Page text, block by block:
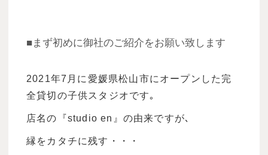
■まず初めに御社のご紹介をお願い致します
2021年7月に愛媛県松山市にオープンした完
全貸切の子供スタジオです｡
店名の『studio en』の由来ですが､
縁をカタチに残す・・・